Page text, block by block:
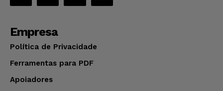
Empresa
Política de Privacidade
Ferramentas para PDF
Apoiadores